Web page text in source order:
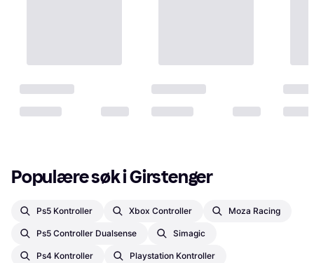
Populære søk i Girstenger
Ps5 Kontroller Xbox Controller Moza Racing
Ps5 Controller Dualsense Simagic
Ps4 Kontroller Playstation Kontroller